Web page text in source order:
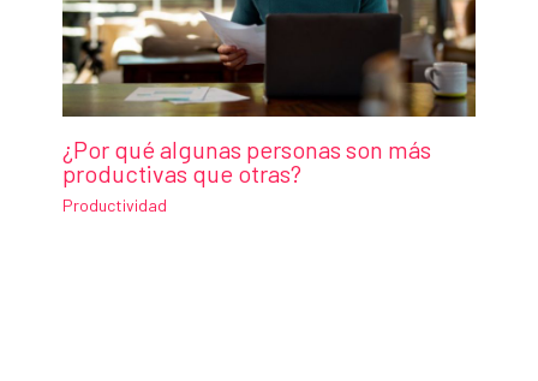
¿Por qué algunas personas son más
productivas que otras?
Productividad